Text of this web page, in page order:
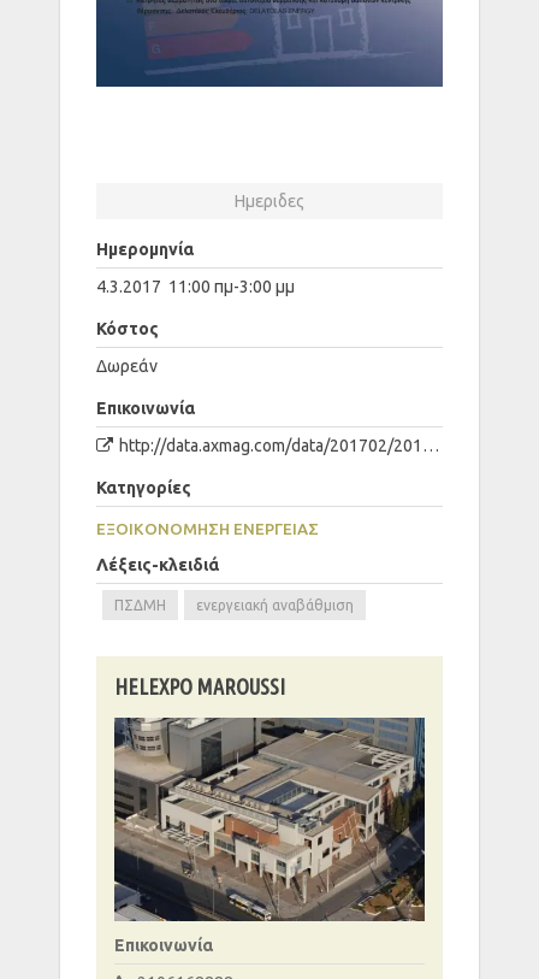
Ημεριδες
Ημερομηνία
4.3.2017 11:00 πμ-3:00 μμ
Κόστος
Δωρεάν
Επικοινωνία
http://data.axmag.com/data/201702/20170206/U131781_F422850/FLASH/index.html
Κατηγορίες
ΕΞΟΙΚΟΝΟΜΗΣΗ ΕΝΕΡΓΕΙΑΣ
Λέξεις-κλειδιά
ΠΣΔΜΗ ενεργειακή αναβάθμιση
HELEXPO ΜAROUSSI
Επικοινωνία